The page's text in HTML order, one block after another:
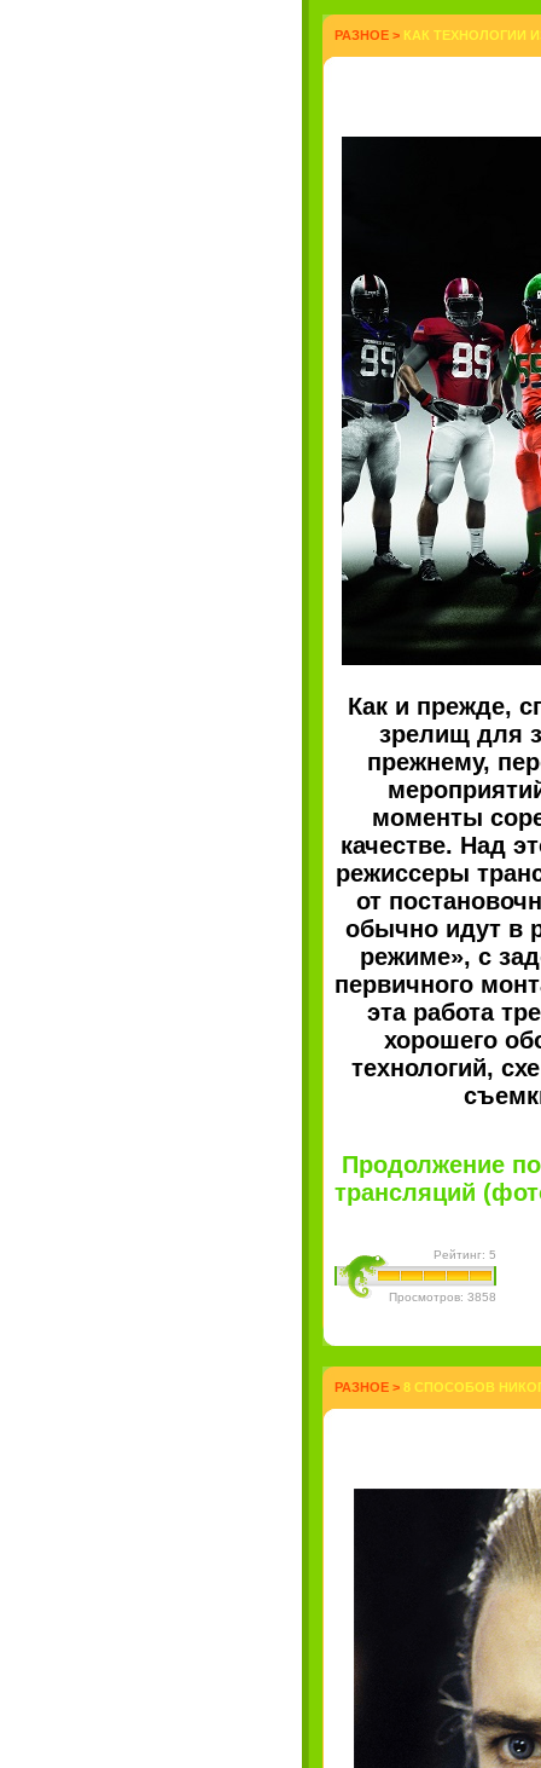
РАЗНОЕ > КАК ТЕХНОЛОГИИ
Как и прежде,
зрелищ для
прежнему,
моменты
качестве. Над
режиссеры
от
обычно идут в
режиме», с
первичного
эта работа
хорошего
технологий,
Продолжение
трансляций
Рейтинг: 5
Просмотров: 3858
РАЗНОЕ > 8 СПОСОБОВ